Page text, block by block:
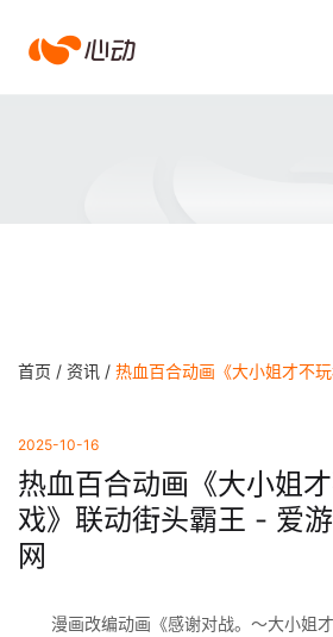
爱搜索结果
首页 / 资讯 /
2025-10-16
热血百合动画《大小姐
戏》联动街头霸王 - 爱
网
漫画改编动画《感谢对战。～大小姐才